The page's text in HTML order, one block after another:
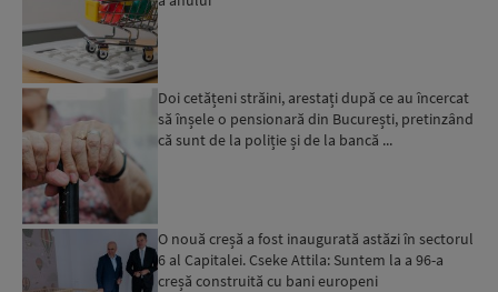
Doi cetățeni străini, arestați după ce au încercat
să înșele o pensionară din București, pretinzând
că sunt de la poliție și de la bancă ...
O nouă creșă a fost inaugurată astăzi în sectorul
6 al Capitalei. Cseke Attila: Suntem la a 96-a
creșă construită cu bani europeni